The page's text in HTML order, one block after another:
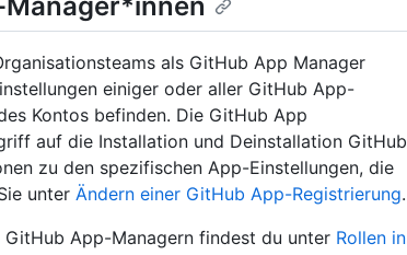
als GitHub App Manager
einiger oder aller GitHub App-
Kontos befinden. Die GitHub App
auf die Installation und Deinstallation GitHub
zu den spezifischen App-Einstellungen, die
unter Ändern einer GitHub App-Registrierung.
App-Managern findest du unter Rollen in